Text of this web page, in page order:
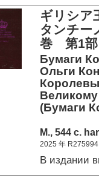
ギリシア
タンチー
巻 第1部
Бумаги
Ольги
Великому
(Бумаги
М., 544 c.
2025 年 R275994
В издании